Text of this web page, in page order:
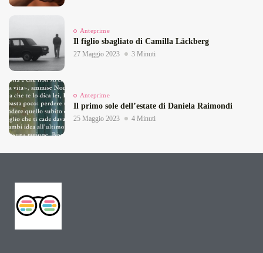
Anteprime
Il figlio sbagliato di Camilla Läckberg
27 Maggio 2023 3 Minuti
Anteprime
Il primo sole dell’estate di Daniela Raimondi
25 Maggio 2023 4 Minuti